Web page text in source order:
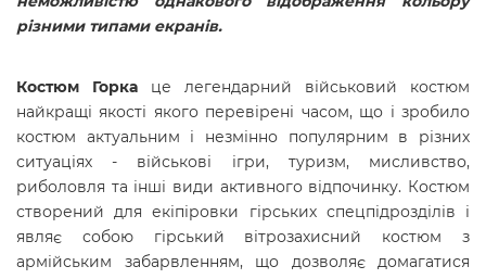
різними типами екранів.
Костюм Горка це легендарний військовий костюм
найкращі якості якого перевірені часом, що і зробило
костюм актуальним і незмінно популярним в різних
ситуаціях - військові ігри, туризм, мисливство,
риболовля та інші види активного відпочинку. Костюм
створений для екіпіровки гірських спецпідрозділів і
являє собою гірський вітрозахисний костюм з
армійським забарвленням, що дозволяє домагатися